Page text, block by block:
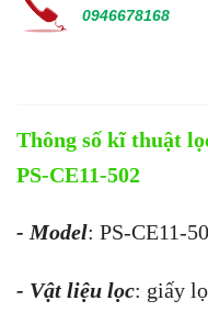
0946678168
Thông số kĩ thuật
PS-CE11-502
- Model: PS-CE11-
- Vật liệu lọc: giấy